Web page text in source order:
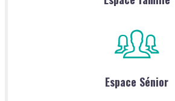
Espace Sénior